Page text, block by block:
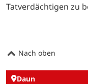
Tatverdächtigen zu
Nach oben
Daun